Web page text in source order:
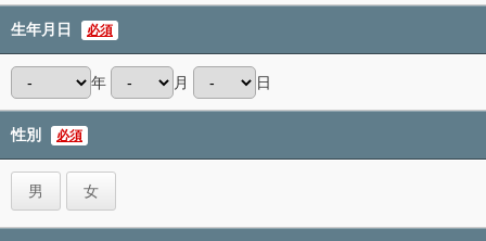
生年月日 必須
年 月 日
性別 必須
男 女